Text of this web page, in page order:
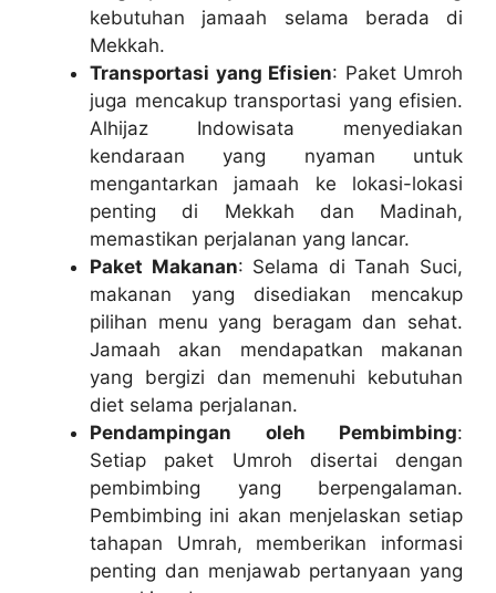
kebutuhan jamaah selama berada di
Mekkah.
Transportasi yang Efisien: Paket Umroh
juga mencakup transportasi yang efisien.
Alhijaz Indowisata menyediakan
kendaraan yang nyaman untuk
mengantarkan jamaah ke lokasi-lokasi
penting di Mekkah dan Madinah,
memastikan perjalanan yang lancar.
Paket Makanan: Selama di Tanah Suci,
makanan yang disediakan mencakup
pilihan menu yang beragam dan sehat.
Jamaah akan mendapatkan makanan
yang bergizi dan memenuhi kebutuhan
diet selama perjalanan.
Pendampingan oleh Pembimbing:
Setiap paket Umroh disertai dengan
pembimbing yang berpengalaman.
Pembimbing ini akan menjelaskan setiap
tahapan Umrah, memberikan informasi
penting dan menjawab pertanyaan yang